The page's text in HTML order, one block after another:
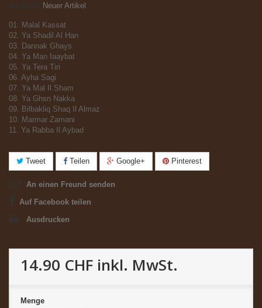
Zustand:
Neuer Artikel
01. Malal Kassat
02. Ya Shadil Al Han
03. Dannak Ghays
04. Ya Man Iaaybat
05. Ya Tera Tiri
06. Ayha Sagi
07. Ya Mal Il Sham
08. Ya Ghsn Nakka
09. Bilbakliq Shaq Il Almaz
10. Marmar Zamani
11. Ya Rabba Il Aybad
Tweet Teilen Google+ Pinterest
An einen Freund senden
Auf Facebook teilen
Ausdrucken
14.90 CHF inkl. MwSt.
Menge